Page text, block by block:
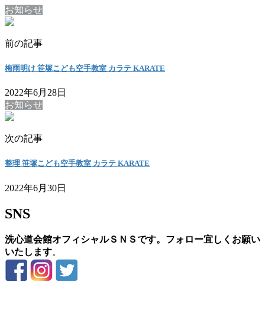
お知らせ
前の記事
梅雨明け 笹塚こども空手教室 カラテ KARATE
2022年6月28日
お知らせ
次の記事
整理 笹塚こども空手教室 カラテ KARATE
2022年6月30日
SNS
洗心道会館オフィシャルＳＮＳです。フォロー宜しくお願い
いたします。